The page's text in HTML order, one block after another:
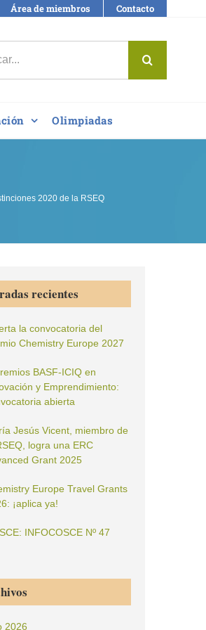
Área de miembros Contacto
Olimpiadas
2020 de la RSEQ
recientes
la convocatoria del
Chemistry Europe 2027
BASF-ICIQ en
y Emprendimiento:
abierta
Jesús Vicent, miembro de
logra una ERC
Grant 2025
Europe Travel Grants
¡aplica ya!
INFOCOSCE Nº 47
2026